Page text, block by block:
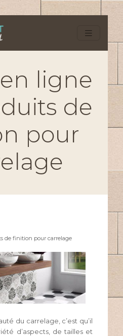
ligne
de
pour
de finition pour carrelage
du carrelage, c’est qu’il
d’aspects, de tailles et